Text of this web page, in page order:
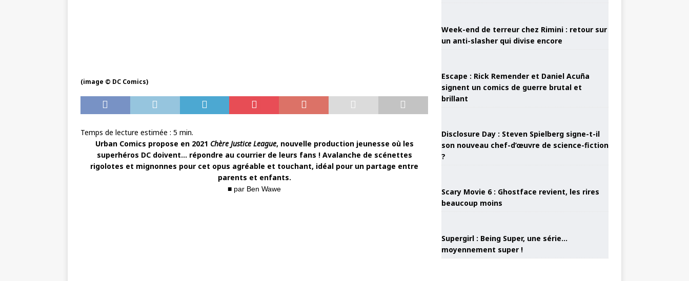
(image © DC Comics)
Temps de lecture estimée : 5 min.
Urban Comics propose en 2021 Chère Justice League, nouvelle production jeunesse où les
superhéros DC doivent… répondre au courrier de leurs fans ! Avalanche de scénettes
rigolotes et mignonnes pour cet opus agréable et touchant, idéal pour un partage entre
parents et enfants.
■ par Ben Wawe
Week-end de terreur chez Rimini : retour sur
un anti-slasher qui divise encore
Escape : Rick Remender et Daniel Acuña
signent un comics de guerre brutal et
brillant
Disclosure Day : Steven Spielberg signe-t-il
son nouveau chef-d’œuvre de science-fiction
?
Scary Movie 6 : Ghostface revient, les rires
beaucoup moins
Supergirl : Being Super, une série…
moyennement super !